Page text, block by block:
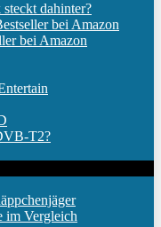
dahinter?
bei Amazon
bei Amazon
T2?
im Vergleich